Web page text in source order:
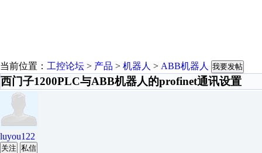
当前位置： 工控论坛 > 产品 > 机器人 > ABB机器人 我要发帖
西门子1200PLC与ABB机器人的profinet通讯设置
luyou122
关注 私信